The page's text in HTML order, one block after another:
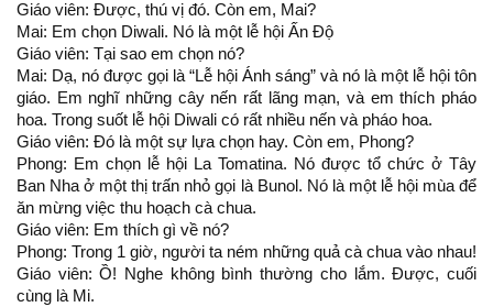
Giáo viên: Được, thú vị đó. Còn em, Mai?
Mai: Em chọn Diwali. Nó là một lễ hội Ấn Độ
Giáo viên: Tại sao em chọn nó?
Mai: Dạ, nó được gọi là “Lễ hội Ánh sáng” và nó là một lễ hội tôn
giáo. Em nghĩ những cây nến rất lãng mạn, và em thích pháo
hoa. Trong suốt lễ hội Diwali có rất nhiều nến và pháo hoa.
Giáo viên: Đó là một sự lựa chọn hay. Còn em, Phong?
Phong: Em chọn lễ hội La Tomatina. Nó được tổ chức ở Tây
Ban Nha ở một thị trấn nhỏ gọi là Bunol. Nó là một lễ hội mùa để
ăn mừng việc thu hoạch cà chua.
Giáo viên: Em thích gì về nó?
Phong: Trong 1 giờ, người ta ném những quả cà chua vào nhau!
Giáo viên: Ồ! Nghe không bình thường cho lắm. Được, cuối
cùng là Mi.